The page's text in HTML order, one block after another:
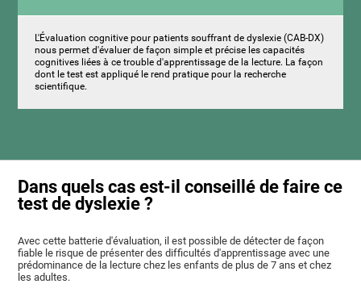
L'Évaluation cognitive pour patients souffrant de dyslexie (CAB-DX)
nous permet d'évaluer de façon simple et précise les capacités
cognitives liées à ce trouble d'apprentissage de la lecture. La façon
dont le test est appliqué le rend pratique pour la recherche
scientifique.
Dans quels cas est-il conseillé de faire ce
test de dyslexie ?
Avec cette batterie d'évaluation, il est possible de détecter de façon
fiable le risque de présenter des difficultés d'apprentissage avec une
prédominance de la lecture chez les enfants de plus de 7 ans et chez
les adultes.